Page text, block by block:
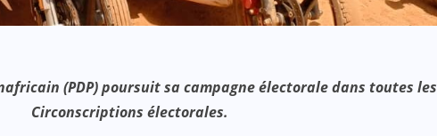
(PDP) poursuit sa campagne électorale dans toutes les
Circonscriptions électorales.